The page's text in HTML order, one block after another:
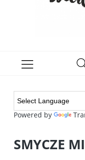
Powered by
SMYCZE